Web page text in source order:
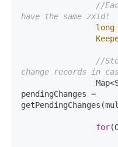
//
have the same zxid!
long
//
change records in
pendingChanges =
for